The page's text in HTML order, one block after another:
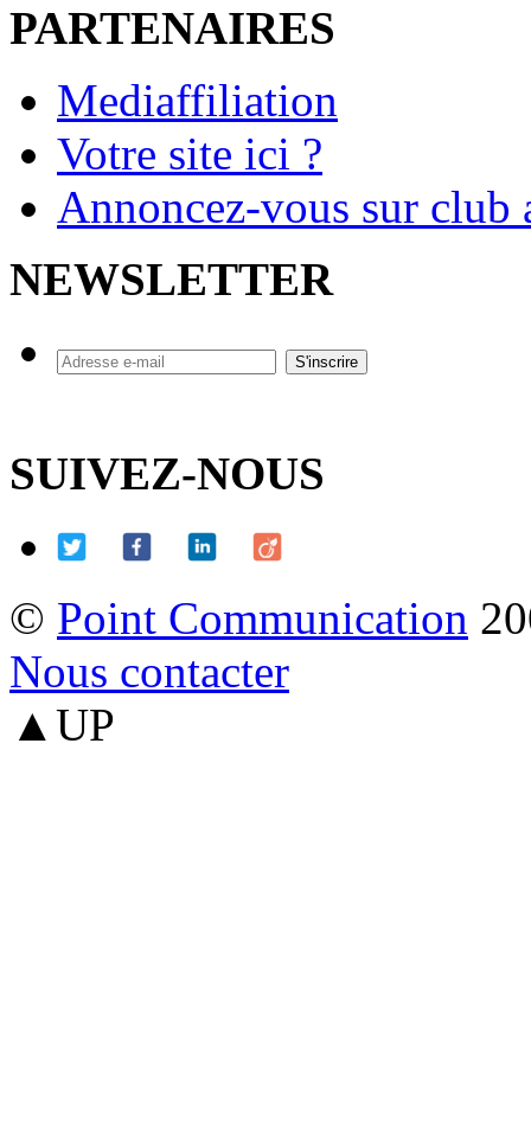
PARTENAIRES
Mediaffiliation
Votre site ici ?
Annoncez-vous sur
NEWSLETTER
SUIVEZ-NOUS
© Point Communication
Nous contacter
▲UP